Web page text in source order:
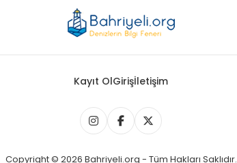
Kayıt OlGirişİletişim
Copyright © 2026 Bahriyeli.org - Tüm Hakları Saklıdır.